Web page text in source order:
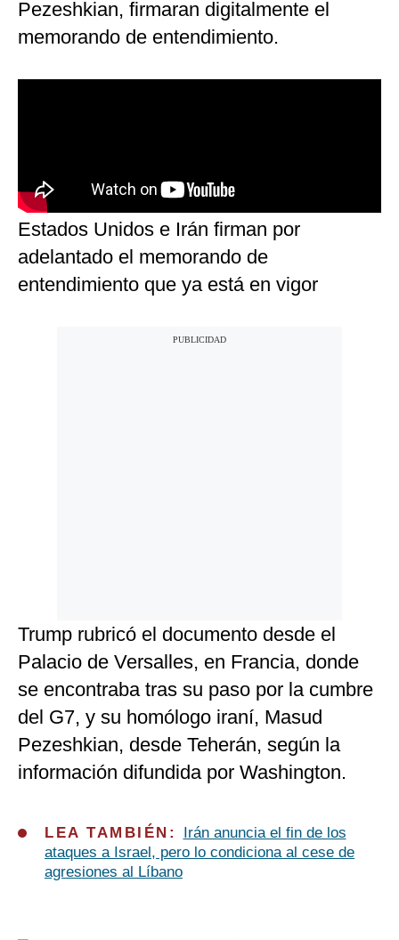
Pezeshkian, firmaran digitalmente el
memorando de entendimiento.
Estados Unidos e Irán firman por
adelantado el memorando de
entendimiento que ya está en vigor
Trump rubricó el documento desde el
Palacio de Versalles, en Francia, donde
se encontraba tras su paso por la cumbre
del G7, y su homólogo iraní, Masud
Pezeshkian, desde Teherán, según la
información difundida por Washington.
LEA TAMBIÉN:
Irán anuncia el fin de los
ataques a Israel, pero lo condiciona al cese de
agresiones al Líbano